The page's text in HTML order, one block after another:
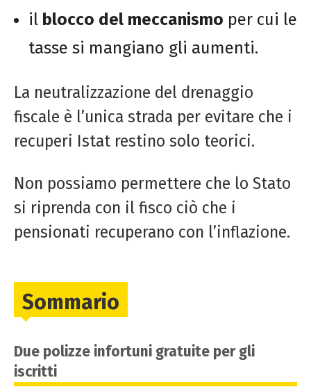
il blocco del meccanismo per cui le
tasse si mangiano gli aumenti.
La neutralizzazione del drenaggio
fiscale è l’unica strada per evitare che i
recuperi Istat restino solo teorici.
Non possiamo permettere che lo Stato
si riprenda con il fisco ciò che i
pensionati recuperano con l’inflazione.
Sommario
Due polizze infortuni gratuite per gli
iscritti